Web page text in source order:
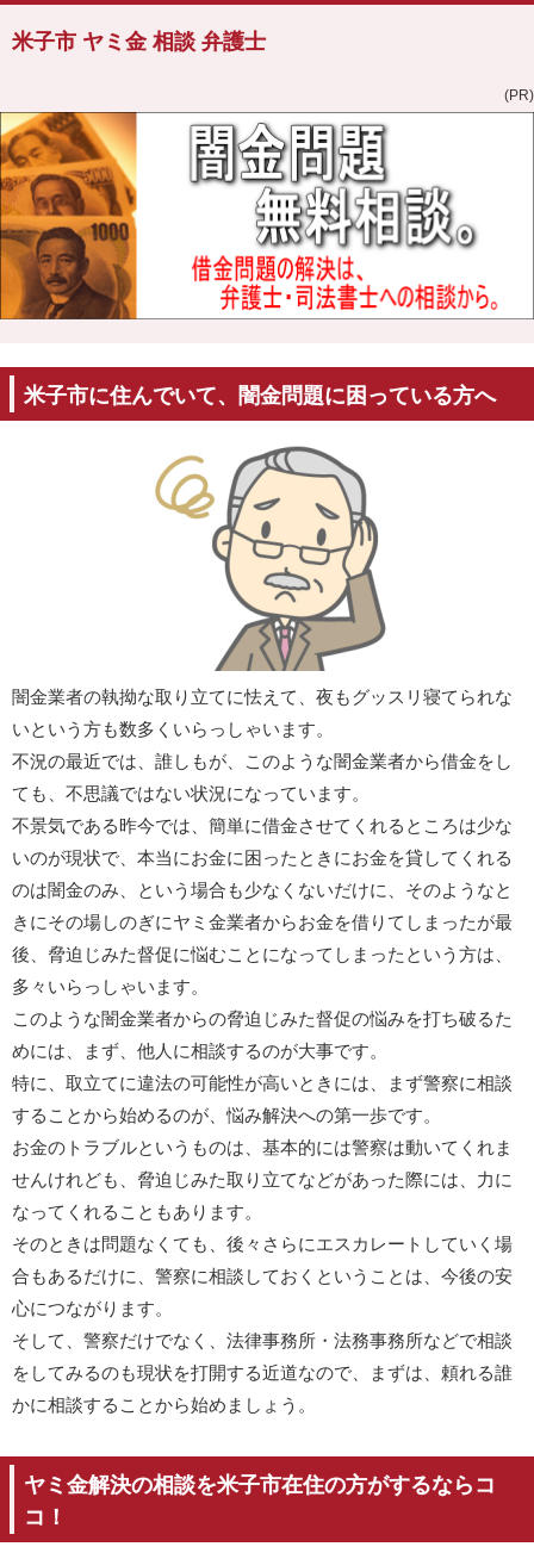
米子市 ヤミ金 相談 弁護士
(PR)
米子市に住んでいて、闇金問題に困っている方へ
闇金業者の執拗な取り立てに怯えて、夜もグッスリ寝てられな
いという方も数多くいらっしゃいます。
不況の最近では、誰しもが、このような闇金業者から借金をし
ても、不思議ではない状況になっています。
不景気である昨今では、簡単に借金させてくれるところは少な
いのが現状で、本当にお金に困ったときにお金を貸してくれる
のは闇金のみ、という場合も少なくないだけに、そのようなと
きにその場しのぎにヤミ金業者からお金を借りてしまったが最
後、脅迫じみた督促に悩むことになってしまったという方は、
多々いらっしゃいます。
このような闇金業者からの脅迫じみた督促の悩みを打ち破るた
めには、まず、他人に相談するのが大事です。
特に、取立てに違法の可能性が高いときには、まず警察に相談
することから始めるのが、悩み解決への第一歩です。
お金のトラブルというものは、基本的には警察は動いてくれま
せんけれども、脅迫じみた取り立てなどがあった際には、力に
なってくれることもあります。
そのときは問題なくても、後々さらにエスカレートしていく場
合もあるだけに、警察に相談しておくということは、今後の安
心につながります。
そして、警察だけでなく、法律事務所・法務事務所などで相談
をしてみるのも現状を打開する近道なので、まずは、頼れる誰
かに相談することから始めましょう。
ヤミ金解決の相談を米子市在住の方がするならコ
コ！